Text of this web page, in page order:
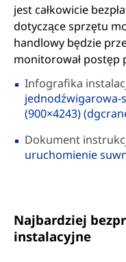
jest całkowicie
dotyczące sprzętu
handlowy będzie
monitorował postęp
Infografika
jednodźwigarowa-
(900×4243)
Dokument
uruchomienie
Najbardziej
instalacyjne